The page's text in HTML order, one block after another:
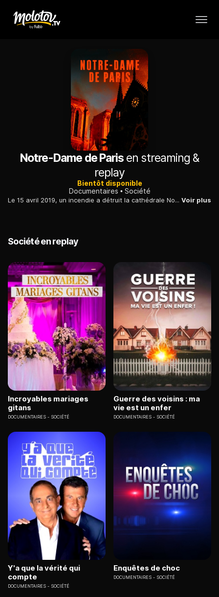
Notre-Dame de Paris en streaming &
replay
Bientôt disponible
Documentaires
Société
Le 15 avril 2019, un incendie a détruit la cathédrale Notre-Dame de Paris : des personnes qui assistaient à la messe, des responsables des lieux et des pompiers témoignent. Voir plus
Société en replay
Incroyables mariages
gitans
DOCUMENTAIRES SOCIÉTÉ
Guerre des voisins : ma
vie est un enfer
DOCUMENTAIRES SOCIÉTÉ
Y'a que la vérité qui
compte
DOCUMENTAIRES SOCIÉTÉ
Enquêtes de choc
DOCUMENTAIRES SOCIÉTÉ